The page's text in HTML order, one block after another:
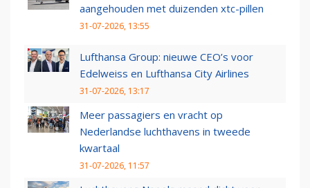
aangehouden met duizenden xtc-pillen
31-07-2026, 13:55
Lufthansa Group: nieuwe CEO’s voor
Edelweiss en Lufthansa City Airlines
31-07-2026, 13:17
Meer passagiers en vracht op
Nederlandse luchthavens in tweede
kwartaal
31-07-2026, 11:57